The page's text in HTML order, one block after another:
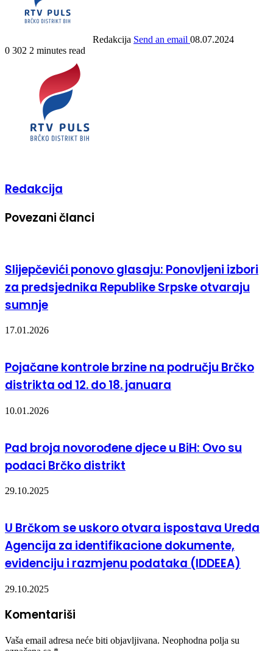
Redakcija Send an email 08.07.2024
0 302 2 minutes read
Redakcija
Povezani članci
Slijepčevići ponovo glasaju: Ponovljeni izbori
za predsjednika Republike Srpske otvaraju
sumnje
17.01.2026
Pojačane kontrole brzine na području Brčko
distrikta od 12. do 18. januara
10.01.2026
Pad broja novorođene djece u BiH: Ovo su
podaci Brčko distrikt
29.10.2025
U Brčkom se uskoro otvara ispostava Ureda
Agencija za identifikacione dokumente,
evidenciju i razmjenu podataka (IDDEEA)
29.10.2025
Komentariši
Vaša email adresa neće biti objavljivana. Neophodna polja su